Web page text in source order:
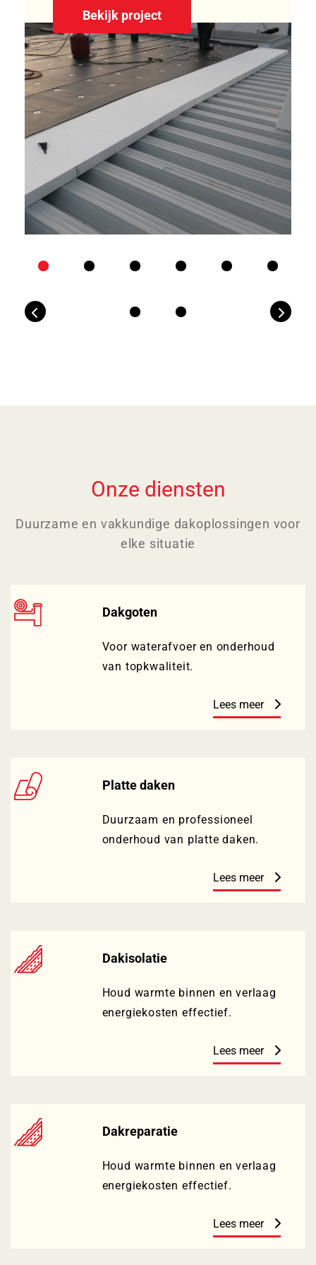
Bekijk project
Onze diensten
Duurzame en vakkundige dakoplossingen voor
elke situatie
Dakgoten
Voor waterafvoer en onderhoud
van topkwaliteit.
Lees meer
Platte daken
Duurzaam en professioneel
onderhoud van platte daken.
Lees meer
Dakisolatie
Houd warmte binnen en verlaag
energiekosten effectief.
Lees meer
Dakreparatie
Houd warmte binnen en verlaag
energiekosten effectief.
Lees meer